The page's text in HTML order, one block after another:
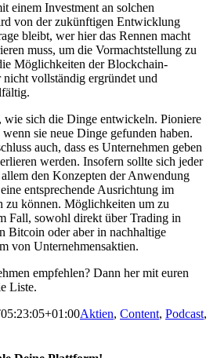
einem Investment an solchen
von der zukünftigen Entwicklung
bleibt, wer hier das Rennen macht
muss, um die Vormachtstellung zu
Möglichkeiten der Blockchain-
vollständig ergründet und
wie sich die Dinge entwickeln. Pioniere
sie neue Dinge gefunden haben.
auch, dass es Unternehmen geben
werden. Insofern sollte sich jeder
den Konzepten der Anwendung
entsprechende Ausrichtung im
zu können. Möglichkeiten um zu
Fall, sowohl direkt über Trading in
Bitcoin oder aber in nachhaltige
von Unternehmensaktien.
empfehlen? Dann her mit euren
Liste.
Aktien, Content, Podcast,